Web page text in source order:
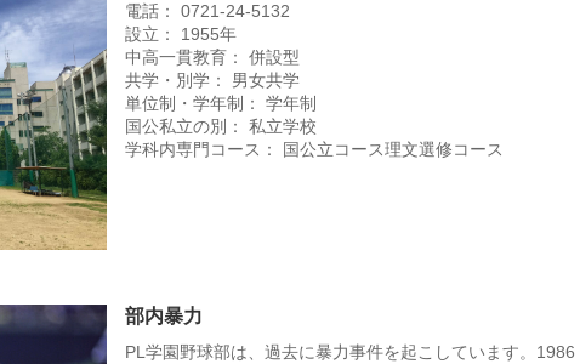
電話： 0721-24-5132
設立： 1955年
中高一貫教育： 併設型
共学・別学： 男女共学
単位制・学年制： 学年制
国公私立の別： 私立学校
学科内専門コース： 国公立コース理文選修コース
部内暴力
PL学園野球部は、過去に暴力事件を起こしています。1986